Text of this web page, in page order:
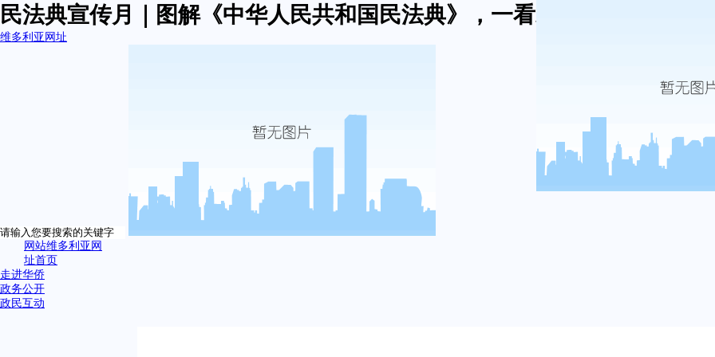
民法典宣传月｜图解《中华人民共和国民法典》，一看就懂-维多利亚网
维多利亚网址
网站维多利亚网
址首页
走进华侨
政务公开
政民互动